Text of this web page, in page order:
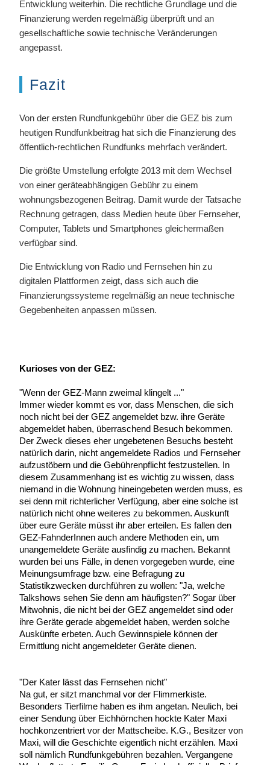
Entwicklung weiterhin. Die rechtliche Grundlage und die
Finanzierung werden regelmäßig überprüft und an
gesellschaftliche sowie technische Veränderungen
angepasst.
Fazit
Von der ersten Rundfunkgebühr über die GEZ bis zum
heutigen Rundfunkbeitrag hat sich die Finanzierung des
öffentlich-rechtlichen Rundfunks mehrfach verändert.
Die größte Umstellung erfolgte 2013 mit dem Wechsel
von einer geräteabhängigen Gebühr zu einem
wohnungsbezogenen Beitrag. Damit wurde der Tatsache
Rechnung getragen, dass Medien heute über Fernseher,
Computer, Tablets und Smartphones gleichermaßen
verfügbar sind.
Die Entwicklung von Radio und Fernsehen hin zu
digitalen Plattformen zeigt, dass sich auch die
Finanzierungssysteme regelmäßig an neue technische
Gegebenheiten anpassen müssen.
Kurioses von der GEZ:
"Wenn der GEZ-Mann zweimal klingelt ..."
Immer wieder kommt es vor, dass Menschen, die sich
noch nicht bei der GEZ angemeldet bzw. ihre Geräte
abgemeldet haben, überraschend Besuch bekommen.
Der Zweck dieses eher ungebetenen Besuchs besteht
natürlich darin, nicht angemeldete Radios und Fernseher
aufzustöbern und die Gebührenpflicht festzustellen. In
diesem Zusammenhang ist es wichtig zu wissen, dass
niemand in die Wohnung hineingebeten werden muss, es
sei denn mit richterlicher Verfügung, aber eine solche ist
natürlich nicht ohne weiteres zu bekommen. Auskunft
über eure Geräte müsst ihr aber erteilen. Es fallen den
GEZ-FahnderInnen auch andere Methoden ein, um
unangemeldete Geräte ausfindig zu machen. Bekannt
wurden bei uns Fälle, in denen vorgegeben wurde, eine
Meinungsumfrage bzw. eine Befragung zu
Statistikzwecken durchführen zu wollen: "Ja, welche
Talkshows sehen Sie denn am häufigsten?" Sogar über
Mitwohnis, die nicht bei der GEZ angemeldet sind oder
ihre Geräte gerade abgemeldet haben, werden solche
Auskünfte erbeten. Auch Gewinnspiele können der
Ermittlung nicht angemeldeter Geräte dienen.
"Der Kater lässt das Fernsehen nicht"
Na gut, er sitzt manchmal vor der Flimmerkiste.
Besonders Tierfilme haben es ihm angetan. Neulich, bei
einer Sendung über Eichhörnchen hockte Kater Maxi
hochkonzentriert vor der Mattscheibe. K.G., Besitzer von
Maxi, will die Geschichte eigentlich nicht erzählen. Maxi
soll nämlich Rundfunkgebühren bezahlen. Vergangene